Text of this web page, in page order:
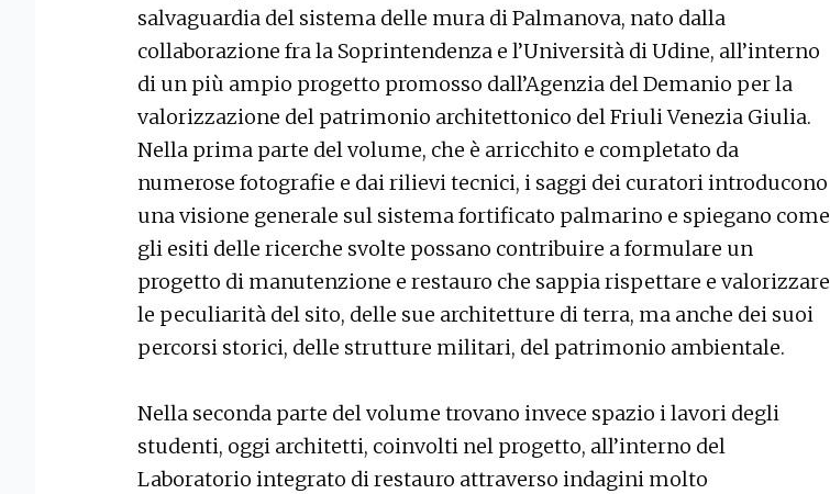
salvaguardia del sistema delle mura di Palmanova, nato dalla
collaborazione fra la Soprintendenza e l’Università di Udine, all’interno
di un più ampio progetto promosso dall’Agenzia del Demanio per la
valorizzazione del patrimonio architettonico del Friuli Venezia Giulia.
Nella prima parte del volume, che è arricchito e completato da
numerose fotografie e dai rilievi tecnici, i saggi dei curatori introducono
una visione generale sul sistema fortificato palmarino e spiegano come
gli esiti delle ricerche svolte possano contribuire a formulare un
progetto di manutenzione e restauro che sappia rispettare e valorizzare
le peculiarità del sito, delle sue architetture di terra, ma anche dei suoi
percorsi storici, delle strutture militari, del patrimonio ambientale.
Nella seconda parte del volume trovano invece spazio i lavori degli
studenti, oggi architetti, coinvolti nel progetto, all’interno del
Laboratorio integrato di restauro attraverso indagini molto